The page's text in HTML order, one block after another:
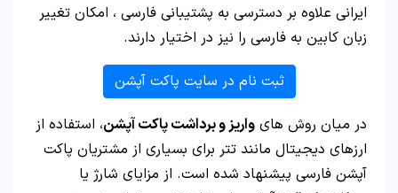
ایرانی علاوه بر دسترسی به پشتیبانی فارسی ، امکان تغییر
زبان کابین به فارسی را نیز در اختیار دارند.
ثبت نام در سایت پاکت آپشن
در میان روش های واریز و برداشت پاکت آپشن، استفاده از
ارزهای دیجیتال مانند تتر برای بسیاری از مشتریان پاکت
آپشن فارسی پیشنهاد شده است. از مزایای شارژ یا